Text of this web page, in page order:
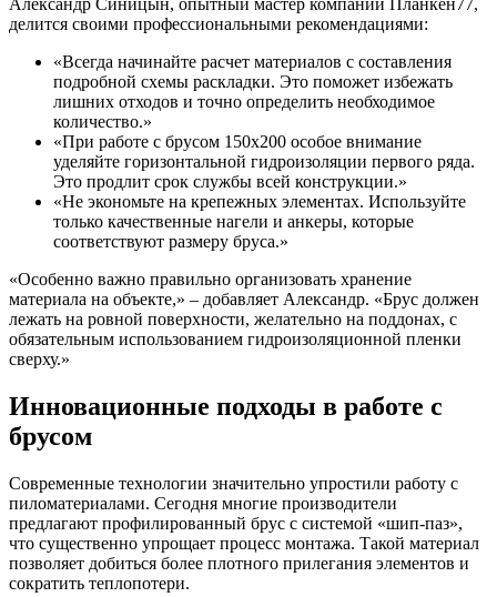
делится своими профессиональными рекомендациями:
«Всегда начинайте расчет материалов с составления
подробной схемы раскладки. Это поможет избежать
лишних отходов и точно определить необходимое
количество.»
«При работе с брусом 150х200 особое внимание
уделяйте горизонтальной гидроизоляции первого ряда.
Это продлит срок службы всей конструкции.»
«Не экономьте на крепежных элементах. Используйте
только качественные нагели и анкеры, которые
соответствуют размеру бруса.»
«Особенно важно правильно организовать хранение
материала на объекте,» – добавляет Александр. «Брус должен
лежать на ровной поверхности, желательно на поддонах, с
обязательным использованием гидроизоляционной пленки
сверху.»
Инновационные подходы в работе с
брусом
Современные технологии значительно упростили работу с
пиломатериалами. Сегодня многие производители
предлагают профилированный брус с системой «шип-паз»,
что существенно упрощает процесс монтажа. Такой материал
позволяет добиться более плотного прилегания элементов и
сократить теплопотери.